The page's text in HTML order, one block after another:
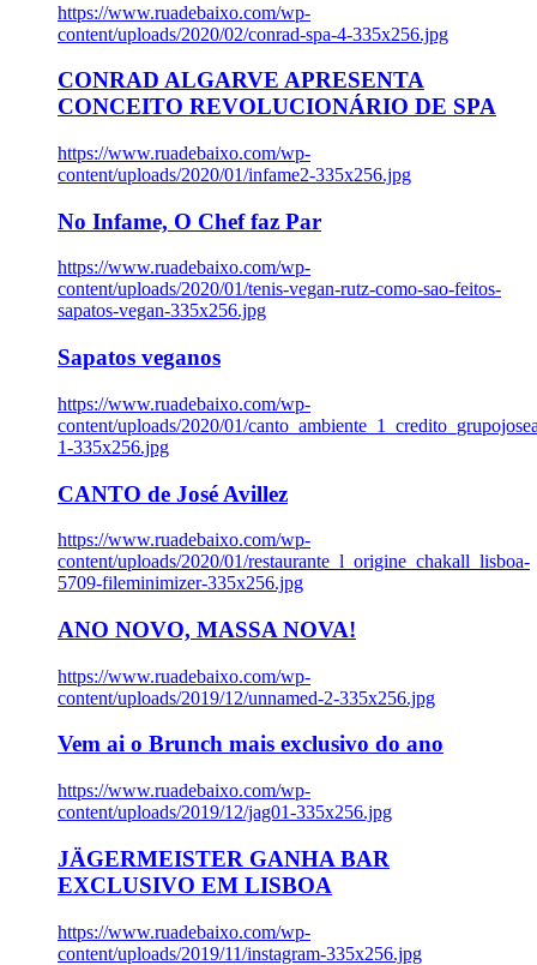
https://www.ruadebaixo.com/wp-
content/uploads/2020/02/conrad-spa-4-335x256.jpg
CONRAD ALGARVE APRESENTA
CONCEITO REVOLUCIONÁRIO DE SPA
https://www.ruadebaixo.com/wp-
content/uploads/2020/01/infame2-335x256.jpg
No Infame, O Chef faz Par
https://www.ruadebaixo.com/wp-
content/uploads/2020/01/tenis-vegan-rutz-como-sao-feitos-
sapatos-vegan-335x256.jpg
Sapatos veganos
https://www.ruadebaixo.com/wp-
content/uploads/2020/01/
1-335x256.jpg
CANTO de José Avillez
https://www.ruadebaixo.com/wp-
content/uploads/2020/01/restaurante_l_origine_chakall_lisboa-
5709-fileminimizer-335x256.jpg
ANO NOVO, MASSA NOVA!
https://www.ruadebaixo.com/wp-
content/uploads/2019/12/unnamed-2-335x256.jpg
Vem ai o Brunch mais exclusivo do ano
https://www.ruadebaixo.com/wp-
content/uploads/2019/12/jag01-335x256.jpg
JÄGERMEISTER GANHA BAR
EXCLUSIVO EM LISBOA
https://www.ruadebaixo.com/wp-
content/uploads/2019/11/instagram-335x256.jpg